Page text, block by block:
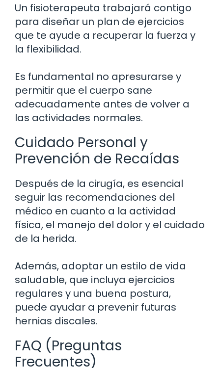
Un fisioterapeuta trabajará contigo
para diseñar un plan de ejercicios
que te ayude a recuperar la fuerza y
la flexibilidad.
Es fundamental no apresurarse y
permitir que el cuerpo sane
adecuadamente antes de volver a
las actividades normales.
Cuidado Personal y
Prevención de Recaídas
Después de la cirugía, es esencial
seguir las recomendaciones del
médico en cuanto a la actividad
física, el manejo del dolor y el cuidado
de la herida.
Además, adoptar un estilo de vida
saludable, que incluya ejercicios
regulares y una buena postura,
puede ayudar a prevenir futuras
hernias discales.
FAQ (Preguntas
Frecuentes)